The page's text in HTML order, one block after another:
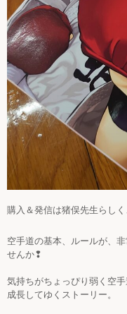
購入＆発信は猪俣先生らしく
空手道の基本、ルールが、
せんか❢
気持ちがちょっぴり弱く空
成長してゆくストーリー。